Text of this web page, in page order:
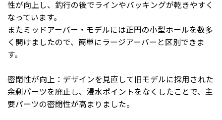
性が向上し、釣行の後でラインやバッキングが乾きやすく
なっています。
またミッドアーバー・モデルには正円の小型ホールを数多
く開けましたので、簡単にラージアーバーと区別できま
す。
密閉性が向上：デザインを見直して旧モデルに採用された
余剰パーツを廃止し、浸水ポイントをなくしたことで、主
要パーツの密閉性が高まりました。